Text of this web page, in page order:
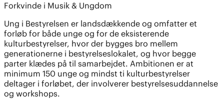
Forkvinde i Musik & Ungdom
Ung i Bestyrelsen er landsdækkende og omfatter et
forløb for både unge og for de eksisterende
kulturbestyrelser, hvor der bygges bro mellem
generationerne i bestyrelseslokalet, og hvor begge
parter klædes på til samarbejdet. Ambitionen er at
minimum 150 unge og mindst ti kulturbestyrelser
deltager i forløbet, der involverer bestyrelsesuddannelse
og workshops.